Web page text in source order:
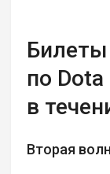
по
в
Вторая